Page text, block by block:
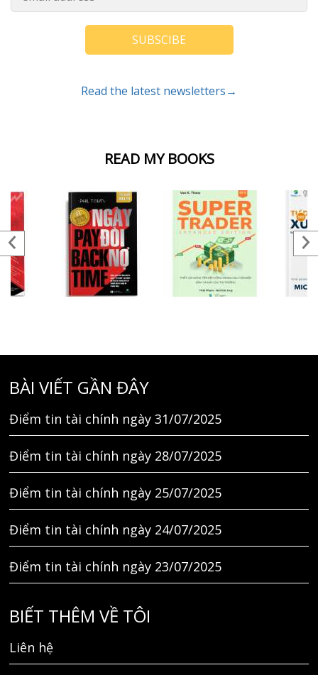
READ MY BOOKS
SUBSCIBE
Read the latest newsletters→
BÀI VIẾT GẦN ĐÂY
Điểm tin tài chính ngày 31/07/2025
Điểm tin tài chính ngày 28/07/2025
Điểm tin tài chính ngày 25/07/2025
Điểm tin tài chính ngày 24/07/2025
Điểm tin tài chính ngày 23/07/2025
BIẾT THÊM VỀ TÔI
Liên hệ